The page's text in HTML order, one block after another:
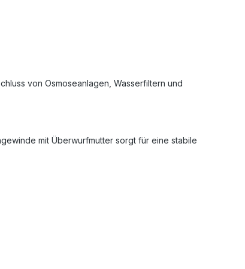
von Osmoseanlagen, Wasserfiltern und
mit Überwurfmutter sorgt für eine stabile